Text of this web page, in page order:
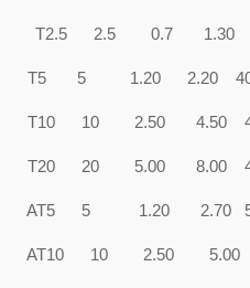
T2.5 2.5 0.7
T5 5 1.20 2.20
T10 10 2.50
T20 20 5.00
AT5 5 1.20
AT10 10 2.50